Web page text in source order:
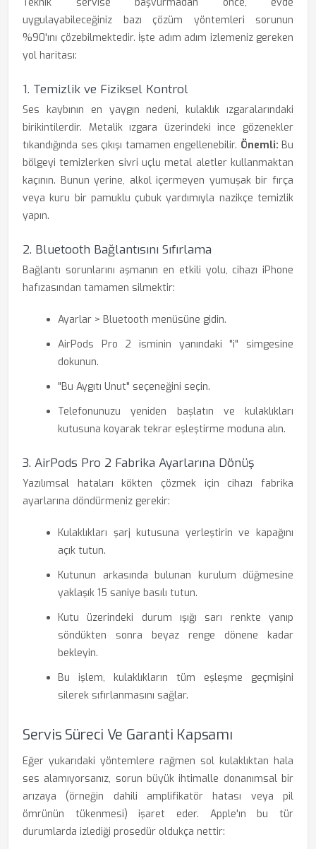
uygulayabileceğiniz bazı çözüm yöntemleri sorunun
%90'ını çözebilmektedir. İşte adım adım izlemeniz gereken
yol haritası:
1. Temizlik ve Fiziksel Kontrol
Ses kaybının en yaygın nedeni, kulaklık ızgaralarındaki
birikintilerdir. Metalik ızgara üzerindeki ince gözenekler
tıkandığında ses çıkışı tamamen engellenebilir. Önemli: Bu
bölgeyi temizlerken sivri uçlu metal aletler kullanmaktan
kaçının. Bunun yerine, alkol içermeyen yumuşak bir fırça
veya kuru bir pamuklu çubuk yardımıyla nazikçe temizlik
yapın.
2. Bluetooth Bağlantısını Sıfırlama
Bağlantı sorunlarını aşmanın en etkili yolu, cihazı iPhone
hafızasından tamamen silmektir:
Ayarlar > Bluetooth menüsüne gidin.
AirPods Pro 2 isminin yanındaki "i" simgesine
dokunun.
"Bu Aygıtı Unut" seçeneğini seçin.
Telefonunuzu yeniden başlatın ve kulaklıkları
kutusuna koyarak tekrar eşleştirme moduna alın.
3. AirPods Pro 2 Fabrika Ayarlarına Dönüş
Yazılımsal hataları kökten çözmek için cihazı fabrika
ayarlarına döndürmeniz gerekir:
Kulaklıkları şarj kutusuna yerleştirin ve kapağını
açık tutun.
Kutunun arkasında bulunan kurulum düğmesine
yaklaşık 15 saniye basılı tutun.
Kutu üzerindeki durum ışığı sarı renkte yanıp
söndükten sonra beyaz renge dönene kadar
bekleyin.
Bu işlem, kulaklıkların tüm eşleşme geçmişini
silerek sıfırlanmasını sağlar.
Servis Süreci Ve Garanti Kapsamı
Eğer yukarıdaki yöntemlere rağmen sol kulaklıktan hala
ses alamıyorsanız, sorun büyük ihtimalle donanımsal bir
arızaya (örneğin dahili amplifikatör hatası veya pil
ömrünün tükenmesi) işaret eder. Apple'ın bu tür
durumlarda izlediği prosedür oldukça nettir: